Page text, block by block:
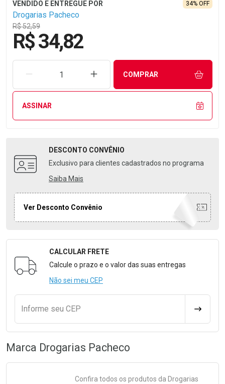
Drogarias Pacheco
R$ 52,59
34% OFF
R$ 34,82
REMOVER UMA UNIDADEAUMENTAR UMA UNIDADE
COMPRAR
ASSINAR
DESCONTO CONVÊNIO
Exclusivo para clientes cadastrados no programa
Saiba Mais
Ver Desconto Convênio
Formulário para Calcular o Frete
CALCULAR FRETE
Calcule o prazo e o valor das suas entregas
Não sei meu CEP
Informe seu CEP
Marca Drogarias Pacheco
Confira todos os produtos da Drogarias